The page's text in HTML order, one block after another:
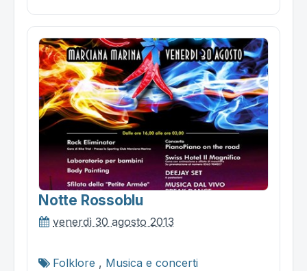
Notte Rossoblu
venerdì 30 agosto 2013
Folklore , Musica e concerti